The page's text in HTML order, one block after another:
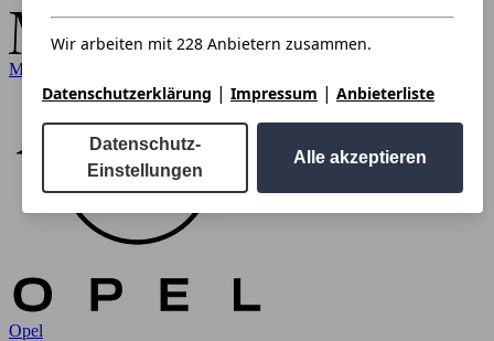
Mercedes-Benz
Opel
Wir arbeiten mit 228 Anbietern zusammen.
Datenschutzerklärung | Impressum | Anbieterliste
Datenschutz-
Einstellungen
Alle akzeptieren